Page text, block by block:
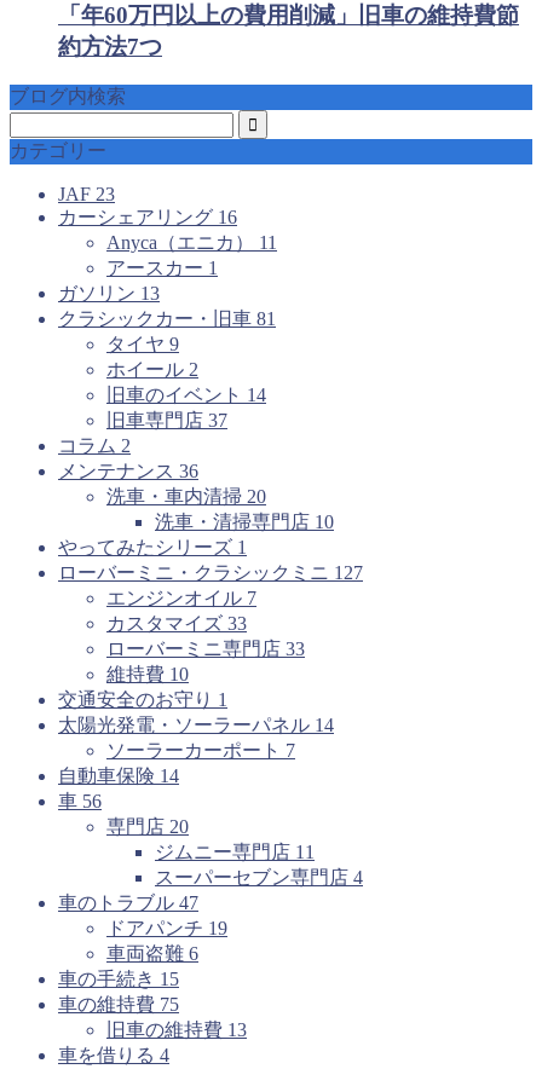
「年60万円以上の費用削減」旧車の維持費節
約方法7つ
ブログ内検索
カテゴリー
JAF 23
カーシェアリング 16
Anyca（エニカ） 11
アースカー 1
ガソリン 13
クラシックカー・旧車 81
タイヤ 9
ホイール 2
旧車のイベント 14
旧車専門店 37
コラム 2
メンテナンス 36
洗車・車内清掃 20
洗車・清掃専門店 10
やってみたシリーズ 1
ローバーミニ・クラシックミニ 127
エンジンオイル 7
カスタマイズ 33
ローバーミニ専門店 33
維持費 10
交通安全のお守り 1
太陽光発電・ソーラーパネル 14
ソーラーカーポート 7
自動車保険 14
車 56
専門店 20
ジムニー専門店 11
スーパーセブン専門店 4
車のトラブル 47
ドアパンチ 19
車両盗難 6
車の手続き 15
車の維持費 75
旧車の維持費 13
車を借りる 4